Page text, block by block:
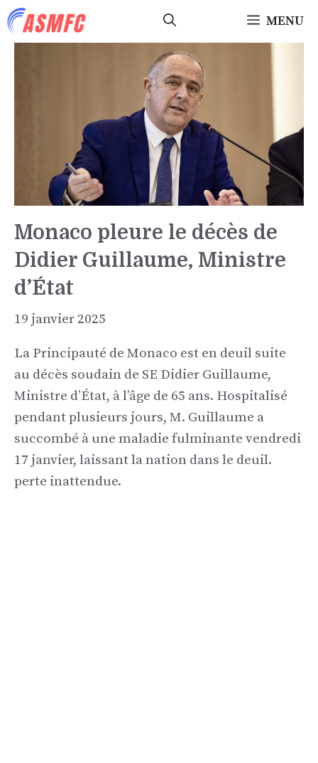
Aller
au
MENU
Monaco pleure le décès de
Didier Guillaume, Ministre
d’État
19 janvier 2025
La Principauté de Monaco est en deuil suite
au décès soudain de SE Didier Guillaume,
Ministre d’État, à l’âge de 65 ans. Hospitalisé
pendant plusieurs jours, M. Guillaume a
succombé à une maladie fulminante vendredi
17 janvier, laissant la nation dans le deuil.
perte inattendue.